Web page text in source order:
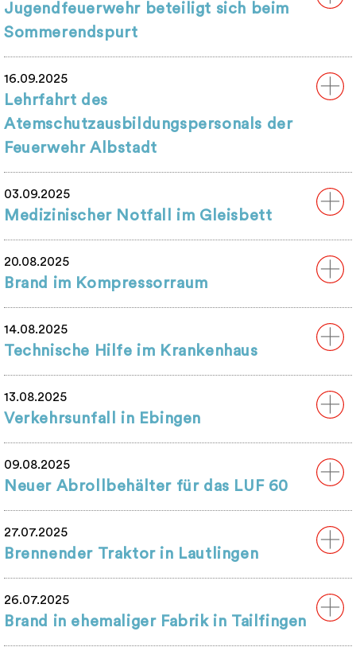
Jugendfeuerwehr beteiligt sich beim
Sommerendspurt
16.09.2025
Lehrfahrt des
Atemschutzausbildungspersonals der
Feuerwehr Albstadt
03.09.2025
Medizinischer Notfall im Gleisbett
20.08.2025
Brand im Kompressorraum
14.08.2025
Technische Hilfe im Krankenhaus
13.08.2025
Verkehrsunfall in Ebingen
09.08.2025
Neuer Abrollbehälter für das LUF 60
27.07.2025
Brennender Traktor in Lautlingen
26.07.2025
Brand in ehemaliger Fabrik in Tailfingen